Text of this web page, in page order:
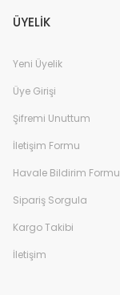
ÜYELİK
Yeni Üyelik
Üye Girişi
Şifremi Unuttum
İletişim Formu
Havale Bildirim Formu
Sipariş Sorgula
Kargo Takibi
İletişim